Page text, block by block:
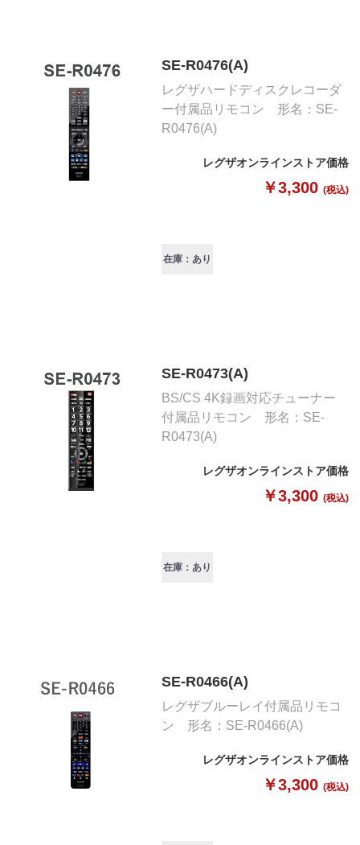
SE-R0476(A)
レグザハードディスクレコーダ
ー付属品リモコン 形名：SE-
R0476(A)
レグザオンラインストア価格
￥3,300 (税込)
在庫：あり
SE-R0473(A)
BS/CS 4K録画対応チューナー
付属品リモコン 形名：SE-
R0473(A)
レグザオンラインストア価格
￥3,300 (税込)
在庫：あり
SE-R0466(A)
レグザブルーレイ付属品リモコ
ン 形名：SE-R0466(A)
レグザオンラインストア価格
￥3,300 (税込)